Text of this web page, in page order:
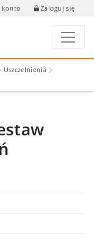
konto Zaloguj się
Uszczelnienia